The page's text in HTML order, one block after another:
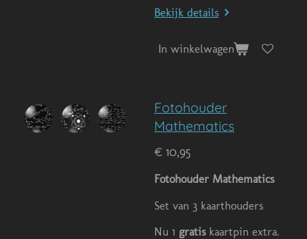
Bekijk details
In winkelwagen
Fotohouder
Mathematics
€ 10,95
Fotohouder Mathematics
Set van 3 kaarthouders
Nu 1 gratiskaartpin extra.